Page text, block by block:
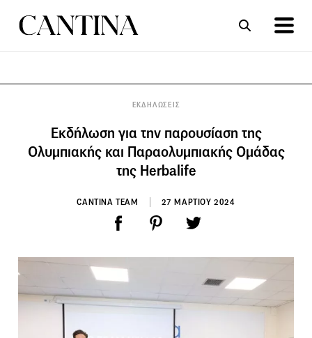
ΕΚΔΗΛΩΣΕΙΣ
Εκδήλωση για την παρουσίαση της
Ολυμπιακής και Παραολυμπιακής Ομάδας
της Herbalife
CANTINA TEAM 27 ΜΑΡΤΙΟΥ 2024